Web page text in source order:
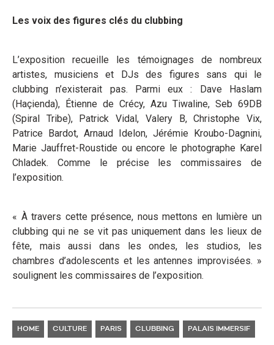
Les voix des figures clés du clubbing
L’exposition recueille les témoignages de nombreux
artistes, musiciens et DJs des figures sans qui le
clubbing n’existerait pas. Parmi eux : Dave Haslam
(Haçienda), Étienne de Crécy, Azu Tiwaline, Seb 69DB
(Spiral Tribe), Patrick Vidal, Valery B, Christophe Vix,
Patrice Bardot, Arnaud Idelon, Jérémie Kroubo-Dagnini,
Marie Jauffret-Roustide ou encore le photographe Karel
Chladek. Comme le précise les commissaires de
l’exposition.
« À travers cette présence, nous mettons en lumière un
clubbing qui ne se vit pas uniquement dans les lieux de
fête, mais aussi dans les ondes, les studios, les
chambres d’adolescents et les antennes improvisées. »
soulignent les commissaires de l’exposition.
HOME CULTURE PARIS CLUBBING PALAIS IMMERSIF